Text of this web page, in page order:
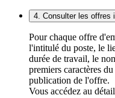
4. Consulter les offres
Pour chaque offre
l'intitulé du poste, le
durée de travail, le
premiers caractères
publication de l'offre.
Vous accédez au